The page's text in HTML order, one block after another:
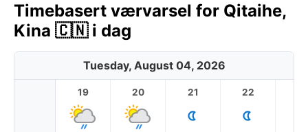
Timebasert værvarsel for Qitaihe,
Kina 🇨🇳 i dag
Tuesday, August 04, 2026
19 20 21 22